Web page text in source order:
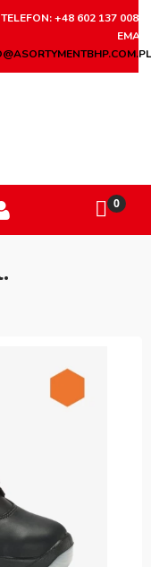
TELEFON: +48 602 137 008
EMAIL: